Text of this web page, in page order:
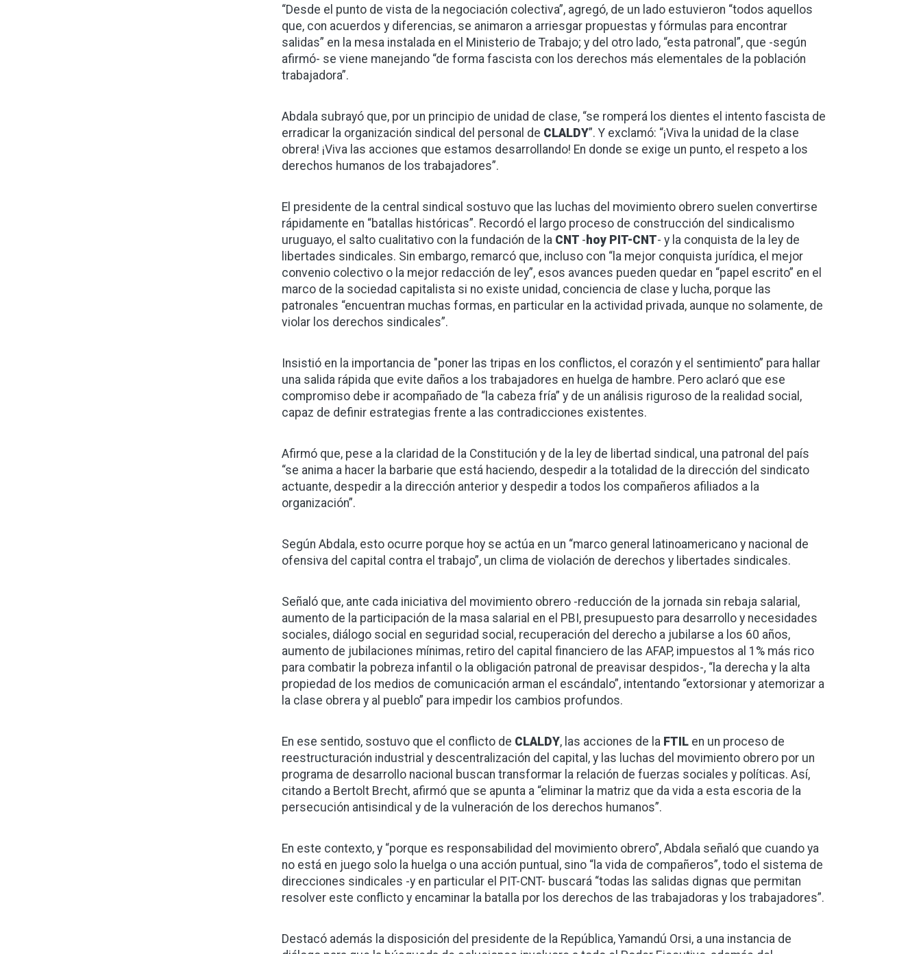
“Desde el punto de vista de la negociación colectiva”, agregó, de un lado estuvieron “todos aquellos
que, con acuerdos y diferencias, se animaron a arriesgar propuestas y fórmulas para encontrar
salidas” en la mesa instalada en el Ministerio de Trabajo; y del otro lado, “esta patronal”, que -según
afirmó- se viene manejando “de forma fascista con los derechos más elementales de la población
trabajadora”.
Abdala subrayó que, por un principio de unidad de clase, “se romperá los dientes el intento fascista de
erradicar la organización sindical del personal de CLALDY”. Y exclamó: “¡Viva la unidad de la clase
obrera! ¡Viva las acciones que estamos desarrollando! En donde se exige un punto, el respeto a los
derechos humanos de los trabajadores”.
El presidente de la central sindical sostuvo que las luchas del movimiento obrero suelen convertirse
rápidamente en “batallas históricas”. Recordó el largo proceso de construcción del sindicalismo
uruguayo, el salto cualitativo con la fundación de la CNT - hoy PIT-CNT- y la conquista de la ley de
libertades sindicales. Sin embargo, remarcó que, incluso con “la mejor conquista jurídica, el mejor
convenio colectivo o la mejor redacción de ley”, esos avances pueden quedar en “papel escrito” en el
marco de la sociedad capitalista si no existe unidad, conciencia de clase y lucha, porque las
patronales “encuentran muchas formas, en particular en la actividad privada, aunque no solamente, de
violar los derechos sindicales”.
Insistió en la importancia de "poner las tripas en los conflictos, el corazón y el sentimiento” para hallar
una salida rápida que evite daños a los trabajadores en huelga de hambre. Pero aclaró que ese
compromiso debe ir acompañado de “la cabeza fría” y de un análisis riguroso de la realidad social,
capaz de definir estrategias frente a las contradicciones existentes.
Afirmó que, pese a la claridad de la Constitución y de la ley de libertad sindical, una patronal del país
“se anima a hacer la barbarie que está haciendo, despedir a la totalidad de la dirección del sindicato
actuante, despedir a la dirección anterior y despedir a todos los compañeros afiliados a la
organización”.
Según Abdala, esto ocurre porque hoy se actúa en un “marco general latinoamericano y nacional de
ofensiva del capital contra el trabajo”, un clima de violación de derechos y libertades sindicales.
Señaló que, ante cada iniciativa del movimiento obrero -reducción de la jornada sin rebaja salarial,
aumento de la participación de la masa salarial en el PBI, presupuesto para desarrollo y necesidades
sociales, diálogo social en seguridad social, recuperación del derecho a jubilarse a los 60 años,
aumento de jubilaciones mínimas, retiro del capital financiero de las AFAP, impuestos al 1% más rico
para combatir la pobreza infantil o la obligación patronal de preavisar despidos-, “la derecha y la alta
propiedad de los medios de comunicación arman el escándalo”, intentando “extorsionar y atemorizar a
la clase obrera y al pueblo” para impedir los cambios profundos.
En ese sentido, sostuvo que el conflicto de CLALDY, las acciones de la FTIL en un proceso de
reestructuración industrial y descentralización del capital, y las luchas del movimiento obrero por un
programa de desarrollo nacional buscan transformar la relación de fuerzas sociales y políticas. Así,
citando a Bertolt Brecht, afirmó que se apunta a “eliminar la matriz que da vida a esta escoria de la
persecución antisindical y de la vulneración de los derechos humanos”.
En este contexto, y “porque es responsabilidad del movimiento obrero”, Abdala señaló que cuando ya
no está en juego solo la huelga o una acción puntual, sino “la vida de compañeros”, todo el sistema de
direcciones sindicales -y en particular el PIT-CNT- buscará “todas las salidas dignas que permitan
resolver este conflicto y encaminar la batalla por los derechos de las trabajadoras y los trabajadores”.
Destacó además la disposición del presidente de la República, Yamandú Orsi, a una instancia de